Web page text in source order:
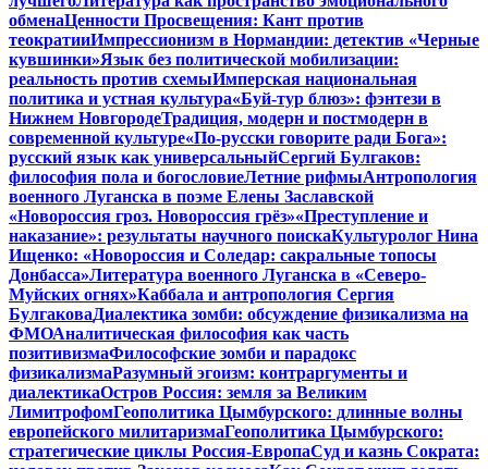
обменаЦенности Просвещения: Кант против
теократииИмпрессионизм в Нормандии: детектив «Черные
кувшинки»Язык без политической мобилизации:
реальность против схемыИмперская национальная
политика и устная культура«Буй-тур блюз»: фэнтези в
Нижнем НовгородеТрадиция, модерн и постмодерн в
современной культуре«По-русски говорите ради Бога»:
русский язык как универсальныйСергий Булгаков:
философия пола и богословиеЛетние рифмыАнтропология
военного Луганска в поэме Елены Заславской
«Новороссия гроз. Новороссия грёз»«Преступление и
наказание»: результаты научного поискаКультуролог Нина
Ищенко: «Новороссия и Соледар: сакральные топосы
Донбасса»Литература военного Луганска в «Северо-
Муйских огнях»Каббала и антропология Сергия
БулгаковаДиалектика зомби: обсуждение физикализма на
ФМОАналитическая философия как часть
позитивизмаФилософские зомби и парадокс
физикализмаРазумный эгоизм: контраргументы и
диалектикаОстров Россия: земля за Великим
ЛимитрофомГеополитика Цымбурского: длинные волны
европейского милитаризмаГеополитика Цымбурского:
стратегические циклы Россия-ЕвропаСуд и казнь Сократа: